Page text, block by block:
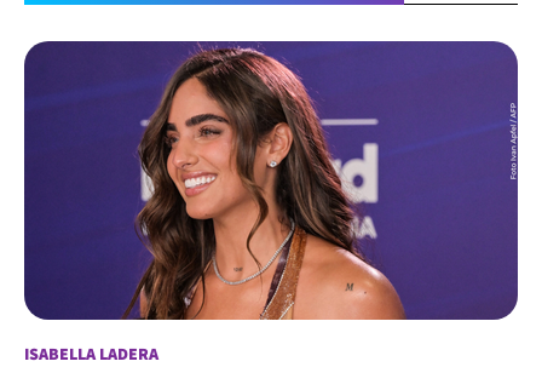
ISABELLA LADERA